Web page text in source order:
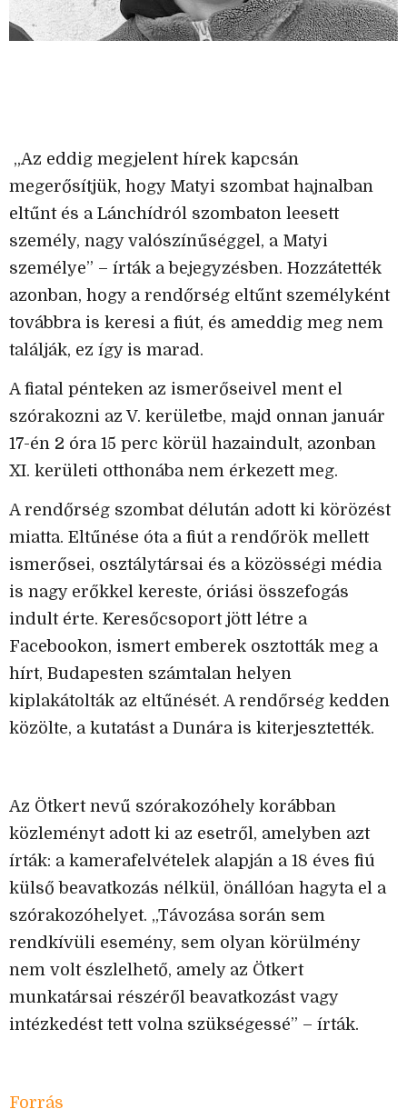
„Az eddig megjelent hírek kapcsán
megerősítjük, hogy Matyi szombat hajnalban
eltűnt és a Lánchídról szombaton leesett
személy, nagy valószínűséggel, a Matyi
személye” – írták a bejegyzésben. Hozzátették
azonban, hogy a rendőrség eltűnt személyként
továbbra is keresi a fiút, és ameddig meg nem
találják, ez így is marad.
A fiatal pénteken az ismerőseivel ment el
szórakozni az V. kerületbe, majd onnan január
17-én 2 óra 15 perc körül hazaindult, azonban
XI. kerületi otthonába nem érkezett meg.
A rendőrség szombat délután adott ki körözést
miatta. Eltűnése óta a fiút a rendőrök mellett
ismerősei, osztálytársai és a közösségi média
is nagy erőkkel kereste, óriási összefogás
indult érte. Keresőcsoport jött létre a
Facebookon, ismert emberek osztották meg a
hírt, Budapesten számtalan helyen
kiplakátolták az eltűnését. A rendőrség kedden
közölte, a kutatást a Dunára is kiterjesztették.
Az Ötkert nevű szórakozóhely korábban
közleményt adott ki az esetről, amelyben azt
írták: a kamerafelvételek alapján a 18 éves fiú
külső beavatkozás nélkül, önállóan hagyta el a
szórakozóhelyet. „Távozása során sem
rendkívüli esemény, sem olyan körülmény
nem volt észlelhető, amely az Ötkert
munkatársai részéről beavatkozást vagy
intézkedést tett volna szükségessé” – írták.
Forrás